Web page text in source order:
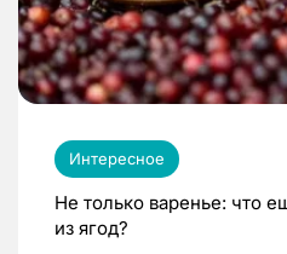
Интересное
Не только варенье: что
из ягод?